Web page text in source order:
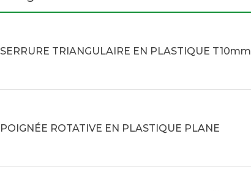
SERRURE TRIANGULAIRE EN PLASTIQUE T10mm
POIGNÉE ROTATIVE EN PLASTIQUE PLANE